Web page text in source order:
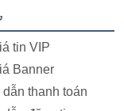
tin VIP
Banner
thanh toán